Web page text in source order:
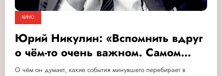
КИНО
Юрий Никулин: «Вспомнить вдруг
о чём-то очень важном. Самом
нужном, может быть, сейчас…»
О чём он думает, какие события минувшего перебирает в